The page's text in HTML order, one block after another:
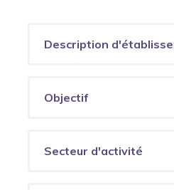
Description
Objectif
Secteur d'activité